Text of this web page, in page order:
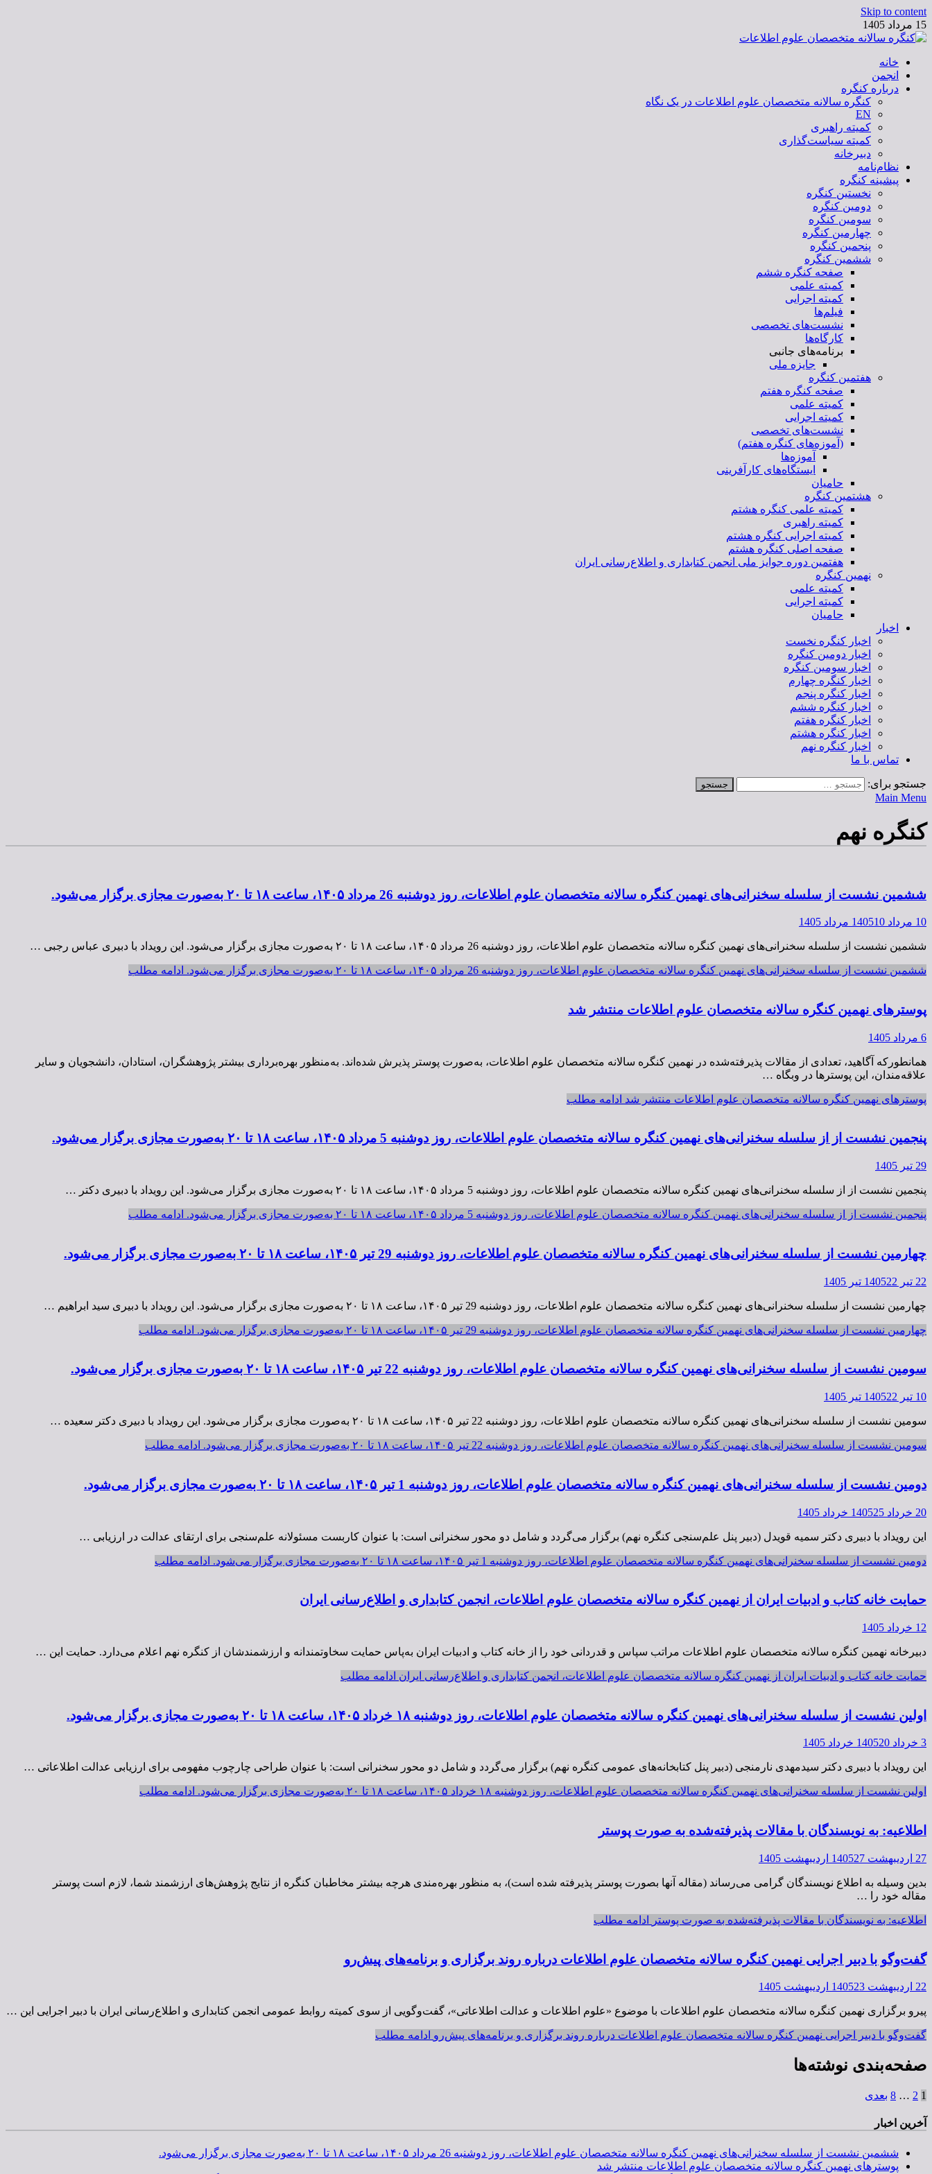
Skip to content
15 مرداد 1405
کنگره سالانه متخصصان علوم اطلاعات
خانه
انجمن
درباره کنگره
کنگره سالانه متخصصان علوم اطلاعات در یک نگاه
EN
کمیته راهبری
کمیته سیاست‌گذاری
دبیرخانه
نظام‌نامه
پیشینه کنگره
نخستین کنگره
دومین کنگره
سومین کنگره
چهارمین کنگره
پنجمین کنگره
ششمین کنگره
صفحه کنگره ششم
کمیته علمی
کمیته اجرایی
فیلم‌ها
نشست‌های تخصصی
کارگاه‌ها
برنامه‌های جانبی
جایزه ملی
هفتمین کنگره
صفحه کنگره هفتم
کمیته علمی
کمیته اجرایی
نشست‌های تخصصی
(آموزه‌های کنگره هفتم)
آموزه‌ها
ایستگاه‌های کارآفرینی
حامیان
هشتمین کنگره
کمیته علمی کنگره هشتم
کمیته راهبری
کمیته اجرایی کنگره هشتم
صفحه اصلی کنگره هشتم
هفتمین دوره جوایز ملی انجمن کتابداری و اطلاع‌رسانی ایران
نهمین کنگره
کمیته علمی
کمیته اجرایی
حامیان
اخبار
اخبار کنگره نخست
اخبار دومین کنگره
اخبار سومین کنگره
اخبار کنگره چهارم
اخبار کنگره پنجم
اخبار کنگره ششم
اخبار کنگره هفتم
اخبار کنگره هشتم
اخبار کنگره نهم
تماس با ما
جستجو برای:
Main Menu
کنگره نهم
ششمین نشست از سلسله سخنرانی‌های نهمین کنگره سالانه متخصصان علوم اطلاعات، روز دوشنبه 26 مرداد ۱۴۰۵، ساعت ۱۸ تا ۲۰ به‌صورت مجازی برگزار می‌شود.
10 مرداد 1405 10 مرداد 1405
ششمین نشست از سلسله سخنرانی‌های نهمین کنگره سالانه متخصصان علوم اطلاعات، روز دوشنبه 26 مرداد ۱۴۰۵، ساعت ۱۸ تا ۲۰ به‌صورت مجازی برگزار می‌شود. این رویداد با دبیری عباس رجبی …
ششمین نشست از سلسله سخنرانی‌های نهمین کنگره سالانه متخصصان علوم اطلاعات، روز دوشنبه 26 مرداد ۱۴۰۵، ساعت ۱۸ تا ۲۰ به‌صورت مجازی برگزار می‌شود. ادامه مطلب
پوسترهای نهمین کنگره سالانه متخصصان علوم اطلاعات منتشر شد
6 مرداد 1405
همانطورکه آگاهید، تعدادی از مقالات پذیرفته‌شده در نهمین کنگره سالانه متخصصان علوم اطلاعات، به‌صورت پوستر پذیرش شده‌اند. به‌منظور بهره‌برداری بیشتر پژوهشگران، استادان، دانشجویان و سایر
علاقه‌مندان، این پوسترها در وبگاه …
پوسترهای نهمین کنگره سالانه متخصصان علوم اطلاعات منتشر شد ادامه مطلب
پنجمین نشست از از سلسله سخنرانی‌های نهمین کنگره سالانه متخصصان علوم اطلاعات، روز دوشنبه 5 مرداد ۱۴۰۵، ساعت ۱۸ تا ۲۰ به‌صورت مجازی برگزار می‌شود.
29 تیر 1405
پنجمین نشست از از سلسله سخنرانی‌های نهمین کنگره سالانه متخصصان علوم اطلاعات، روز دوشنبه 5 مرداد ۱۴۰۵، ساعت ۱۸ تا ۲۰ به‌صورت مجازی برگزار می‌شود. این رویداد با دبیری دکتر …
پنجمین نشست از از سلسله سخنرانی‌های نهمین کنگره سالانه متخصصان علوم اطلاعات، روز دوشنبه 5 مرداد ۱۴۰۵، ساعت ۱۸ تا ۲۰ به‌صورت مجازی برگزار می‌شود. ادامه مطلب
چهارمین نشست از سلسله سخنرانی‌های نهمین کنگره سالانه متخصصان علوم اطلاعات، روز دوشنبه 29 تیر ۱۴۰۵، ساعت ۱۸ تا ۲۰ به‌صورت مجازی برگزار می‌شود.
22 تیر 1405 22 تیر 1405
چهارمین نشست از سلسله سخنرانی‌های نهمین کنگره سالانه متخصصان علوم اطلاعات، روز دوشنبه 29 تیر ۱۴۰۵، ساعت ۱۸ تا ۲۰ به‌صورت مجازی برگزار می‌شود. این رویداد با دبیری سید ابراهیم …
چهارمین نشست از سلسله سخنرانی‌های نهمین کنگره سالانه متخصصان علوم اطلاعات، روز دوشنبه 29 تیر ۱۴۰۵، ساعت ۱۸ تا ۲۰ به‌صورت مجازی برگزار می‌شود. ادامه مطلب
سومین نشست از سلسله سخنرانی‌های نهمین کنگره سالانه متخصصان علوم اطلاعات، روز دوشنبه 22 تیر ۱۴۰۵، ساعت ۱۸ تا ۲۰ به‌صورت مجازی برگزار می‌شود.
10 تیر 1405 22 تیر 1405
سومین نشست از سلسله سخنرانی‌های نهمین کنگره سالانه متخصصان علوم اطلاعات، روز دوشنبه 22 تیر ۱۴۰۵، ساعت ۱۸ تا ۲۰ به‌صورت مجازی برگزار می‌شود. این رویداد با دبیری دکتر سعیده …
سومین نشست از سلسله سخنرانی‌های نهمین کنگره سالانه متخصصان علوم اطلاعات، روز دوشنبه 22 تیر ۱۴۰۵، ساعت ۱۸ تا ۲۰ به‌صورت مجازی برگزار می‌شود. ادامه مطلب
دومین نشست از سلسله سخنرانی‌های نهمین کنگره سالانه متخصصان علوم اطلاعات، روز دوشنبه 1 تیر ۱۴۰۵، ساعت ۱۸ تا ۲۰ به‌صورت مجازی برگزار می‌شود.
20 خرداد 1405 25 خرداد 1405
این رویداد با دبیری دکتر سمیه قویدل (دبیر پنل علم‌سنجی کنگره نهم) برگزار می‌گردد و شامل دو محور سخنرانی است: با عنوان کاربست مسئولانه علم‌سنجی برای ارتقای عدالت در ارزیابی …
دومین نشست از سلسله سخنرانی‌های نهمین کنگره سالانه متخصصان علوم اطلاعات، روز دوشنبه 1 تیر ۱۴۰۵، ساعت ۱۸ تا ۲۰ به‌صورت مجازی برگزار می‌شود. ادامه مطلب
حمایت خانه کتاب و ادبیات ایران از نهمین کنگره سالانه متخصصان علوم اطلاعات، انجمن کتابداری و اطلاع‌رسانی ایران
12 خرداد 1405
دبیرخانه نهمین کنگره سالانه متخصصان علوم اطلاعات مراتب سپاس و قدردانی خود را از خانه کتاب و ادبیات ایران به‌پاس حمایت سخاوتمندانه و ارزشمندشان از کنگره نهم اعلام می‌دارد. حمایت این …
حمایت خانه کتاب و ادبیات ایران از نهمین کنگره سالانه متخصصان علوم اطلاعات، انجمن کتابداری و اطلاع‌رسانی ایران ادامه مطلب
اولین نشست از سلسله سخنرانی‌های نهمین کنگره سالانه متخصصان علوم اطلاعات، روز دوشنبه ۱۸ خرداد ۱۴۰۵، ساعت ۱۸ تا ۲۰ به‌صورت مجازی برگزار می‌شود.
3 خرداد 1405 20 خرداد 1405
این رویداد با دبیری دکتر سیدمهدی نارمنجی (دبیر پنل کتابخانه‌های عمومی کنگره نهم) برگزار می‌گردد و شامل دو محور سخنرانی است: با عنوان طراحی چارچوب مفهومی برای ارزیابی عدالت اطلاعاتی …
اولین نشست از سلسله سخنرانی‌های نهمین کنگره سالانه متخصصان علوم اطلاعات، روز دوشنبه ۱۸ خرداد ۱۴۰۵، ساعت ۱۸ تا ۲۰ به‌صورت مجازی برگزار می‌شود. ادامه مطلب
اطلاعیه: به نویسندگان با مقالات پذیرفته‌شده به صورت پوستر
27 اردیبهشت 1405 27 اردیبهشت 1405
بدین وسیله به اطلاع نویسندگان گرامی می‌رساند (مقاله آنها بصورت پوستر پذیرفته شده است)، به منظور بهره‌مندی هرچه بیشتر مخاطبان کنگره از نتایج پژوهش‌های ارزشمند شما، لازم است پوستر
مقاله خود را …
اطلاعیه: به نویسندگان با مقالات پذیرفته‌شده به صورت پوستر ادامه مطلب
گفت‌وگو با دبیر اجرایی نهمین کنگره سالانه متخصصان علوم اطلاعات درباره روند برگزاری و برنامه‌های پیش‌رو
22 اردیبهشت 1405 23 اردیبهشت 1405
پیرو برگزاری نهمین کنگره سالانه متخصصان علوم اطلاعات با موضوع «علوم اطلاعات و عدالت اطلاعاتی»، گفت‌وگویی از سوی کمیته روابط عمومی انجمن کتابداری و اطلاع‌رسانی ایران با دبیر اجرایی این …
گفت‌وگو با دبیر اجرایی نهمین کنگره سالانه متخصصان علوم اطلاعات درباره روند برگزاری و برنامه‌های پیش‌رو ادامه مطلب
صفحه‌بندی نوشته‌ها
1
2
…
8 بعدی
آخرین اخبار
ششمین نشست از سلسله سخنرانی‌های نهمین کنگره سالانه متخصصان علوم اطلاعات، روز دوشنبه 26 مرداد ۱۴۰۵، ساعت ۱۸ تا ۲۰ به‌صورت مجازی برگزار می‌شود.
پوسترهای نهمین کنگره سالانه متخصصان علوم اطلاعات منتشر شد